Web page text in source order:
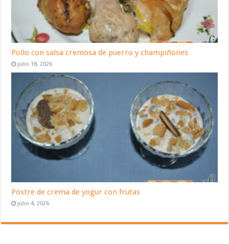
Pollo con salsa cremosa de puerro y champiñones
julio 18, 2026
Postre de crema de yogur con frutas
julio 4, 2026